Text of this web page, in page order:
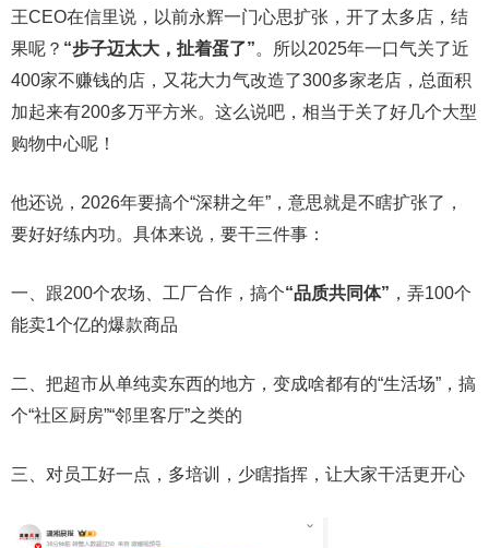
王CEO在信里说，以前永辉一门心思扩张，开了太多店，结
果呢？ “步子迈太大，扯着蛋了”。所以2025年一口气关了近
400家不赚钱的店，又花大力气改造了300多家老店，总面积
加起来有200多万平方米。这么说吧，相当于关了好几个大型
购物中心呢！
他还说，2026年要搞个“深耕之年”，意思就是不瞎扩张了，
要好好练内功。具体来说，要干三件事：
一、跟200个农场、工厂合作，搞个“品质共同体” ，弄100个
能卖1个亿的爆款商品
二、把超市从单纯卖东西的地方，变成啥都有的“生活场”，搞
个“社区厨房”“邻里客厅”之类的
三、对员工好一点，多培训，少瞎指挥，让大家干活更开心